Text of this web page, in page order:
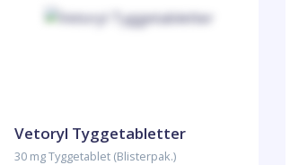
Vetoryl Tyggetabletter
30 mg Tyggetablet (Blisterpak.)